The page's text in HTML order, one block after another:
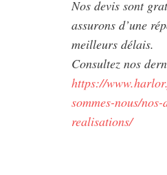
Nos devis sont
assurons d’une
meilleurs délais.
Consultez nos
https://
sommes-nous/
realisations/